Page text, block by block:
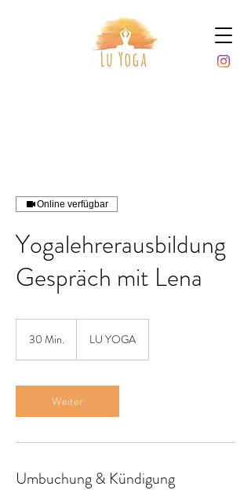
Online verfügbar
Yogalehrerausbildung
Gespräch mit Lena
30 Min.
i
n
.
LU YOGA
Weiter
Umbuchung & Kündigung